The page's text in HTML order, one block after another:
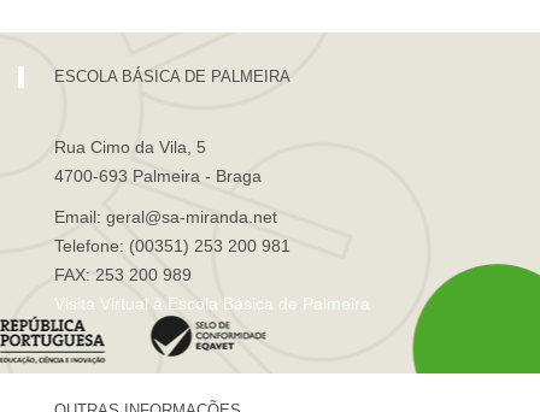
ESCOLA BÁSICA DE PALMEIRA
Rua Cimo da Vila, 5
4700-693 Palmeira - Braga
Email: geral@sa-miranda.net
Telefone: (00351) 253 200 981
FAX: 253 200 989
Visita Virtual à Escola Básica de Palmeira